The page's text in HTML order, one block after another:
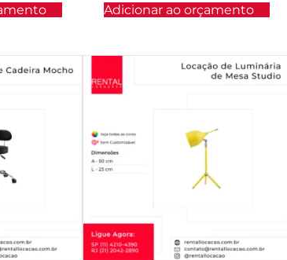
Adicionar ao orçamento